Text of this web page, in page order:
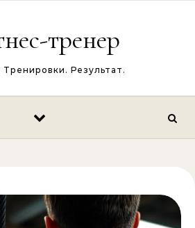
тренер
Результат.